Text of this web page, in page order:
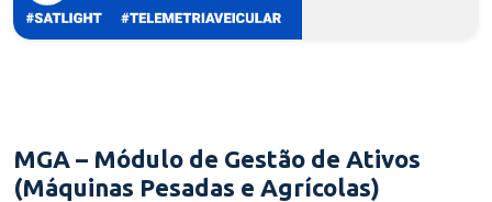
MGA – Módulo de Gestão de Ativos
(Máquinas Pesadas e Agrícolas)